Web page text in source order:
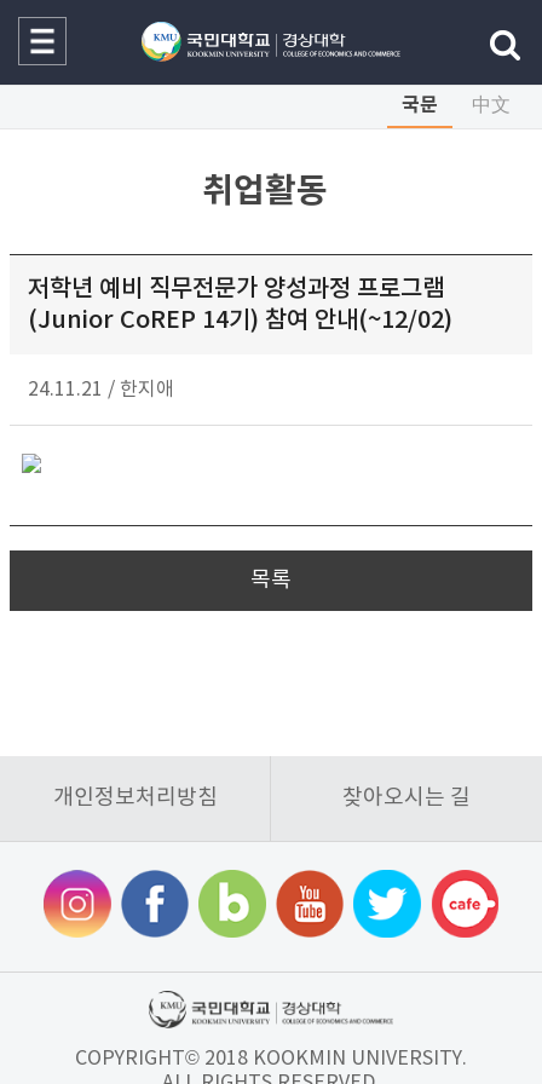
국문 中文
취업활동
저학년 예비 직무전문가 양성과정 프로그램
(Junior CoREP 14기) 참여 안내(~12/02)
24.11.21 / 한지애
목록
개인정보처리방침 찾아오시는 길
COPYRIGHT© 2018 KOOKMIN UNIVERSITY.